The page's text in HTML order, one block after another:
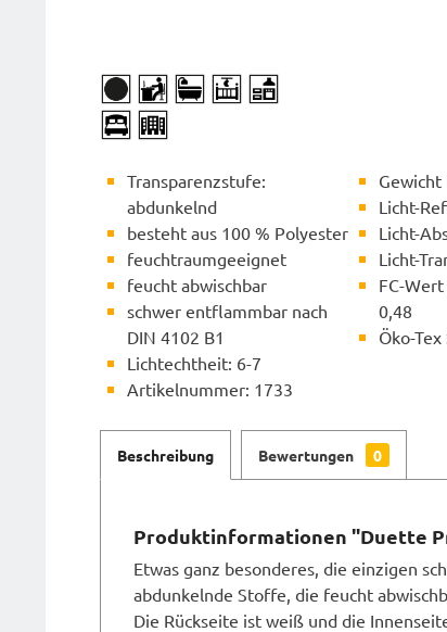
Transparenzstufe:
abdunkelnd
besteht aus 100 % Polyester
feuchtraumgeeignet
feucht abwischbar
schwer entflammbar nach
DIN 4102 B1
Lichtechtheit: 6-7
Artikelnummer: 1733
Licht-
Licht-
Licht-
FC-Wert
0,48
Öko-
Beschreibung Bewertungen 0
Produktinformationen "Duette
Etwas ganz besonderes, die einzigen
abdunkelnde Stoffe, die feucht
Die Rückseite ist weiß und die